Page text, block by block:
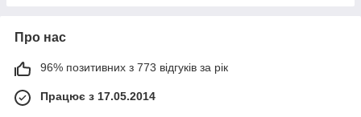
Про нас
96% позитивних з 773 відгуків за рік
Працює з 17.05.2014